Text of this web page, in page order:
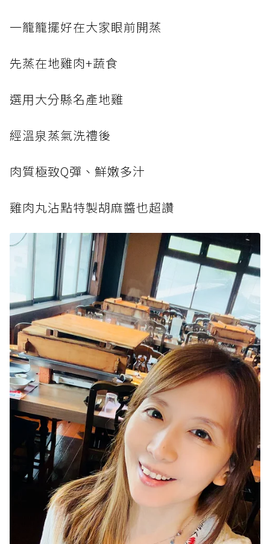
一籠籠擺好在大家眼前開蒸
先蒸在地雞肉+蔬食
選用大分縣名產地雞
經溫泉蒸氣洗禮後
肉質極致Q彈、鮮嫩多汁
雞肉丸沾點特製胡麻醬也超讚